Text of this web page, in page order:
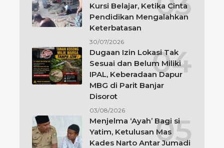
Kursi Belajar, Ketika Cinta
Pendidikan Mengalahkan
Keterbatasan
30/07/2026
Dugaan Izin Lokasi Tak
Sesuai dan Belum Miliki
IPAL, Keberadaan Dapur
MBG di Parit Banjar
Disorot
03/08/2026
Menjelma ‘Ayah’ Bagi si
Yatim, Ketulusan Mas
Kades Narto Antar Jumadi